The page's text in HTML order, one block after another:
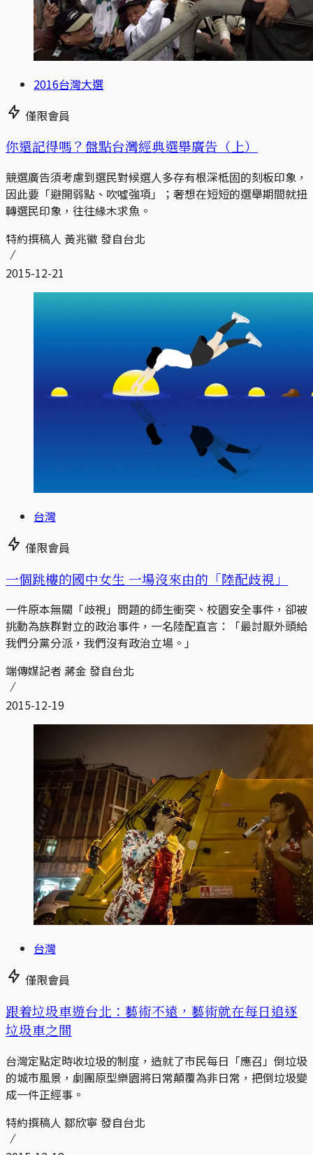
2016台灣大選
僅限會員
你還記得嗎？盤點台灣經典選舉廣告（上）
競選廣告須考慮到選民對候選人多存有根深柢固的刻板印象，
因此要「避開弱點、吹噓強項」；奢想在短短的選舉期間就扭
轉選民印象，往往緣木求魚。
特約撰稿人 黃兆徽 發自台北
2015-12-21
台灣
僅限會員
一個跳樓的國中女生 一場沒來由的「陸配歧視」
一件原本無關「歧視」問題的師生衝突、校園安全事件，卻被
挑動為族群對立的政治事件，一名陸配直言：「最討厭外頭給
我們分黨分派，我們沒有政治立場。」
端傳媒記者 蔣金 發自台北
2015-12-19
台灣
僅限會員
跟着垃圾車遊台北：藝術不遠，藝術就在每日追逐
垃圾車之間
台灣定點定時收垃圾的制度，造就了市民每日「應召」倒垃圾
的城市風景，劇團原型樂園將日常顛覆為非日常，把倒垃圾變
成一件正經事。
特約撰稿人 鄒欣寧 發自台北